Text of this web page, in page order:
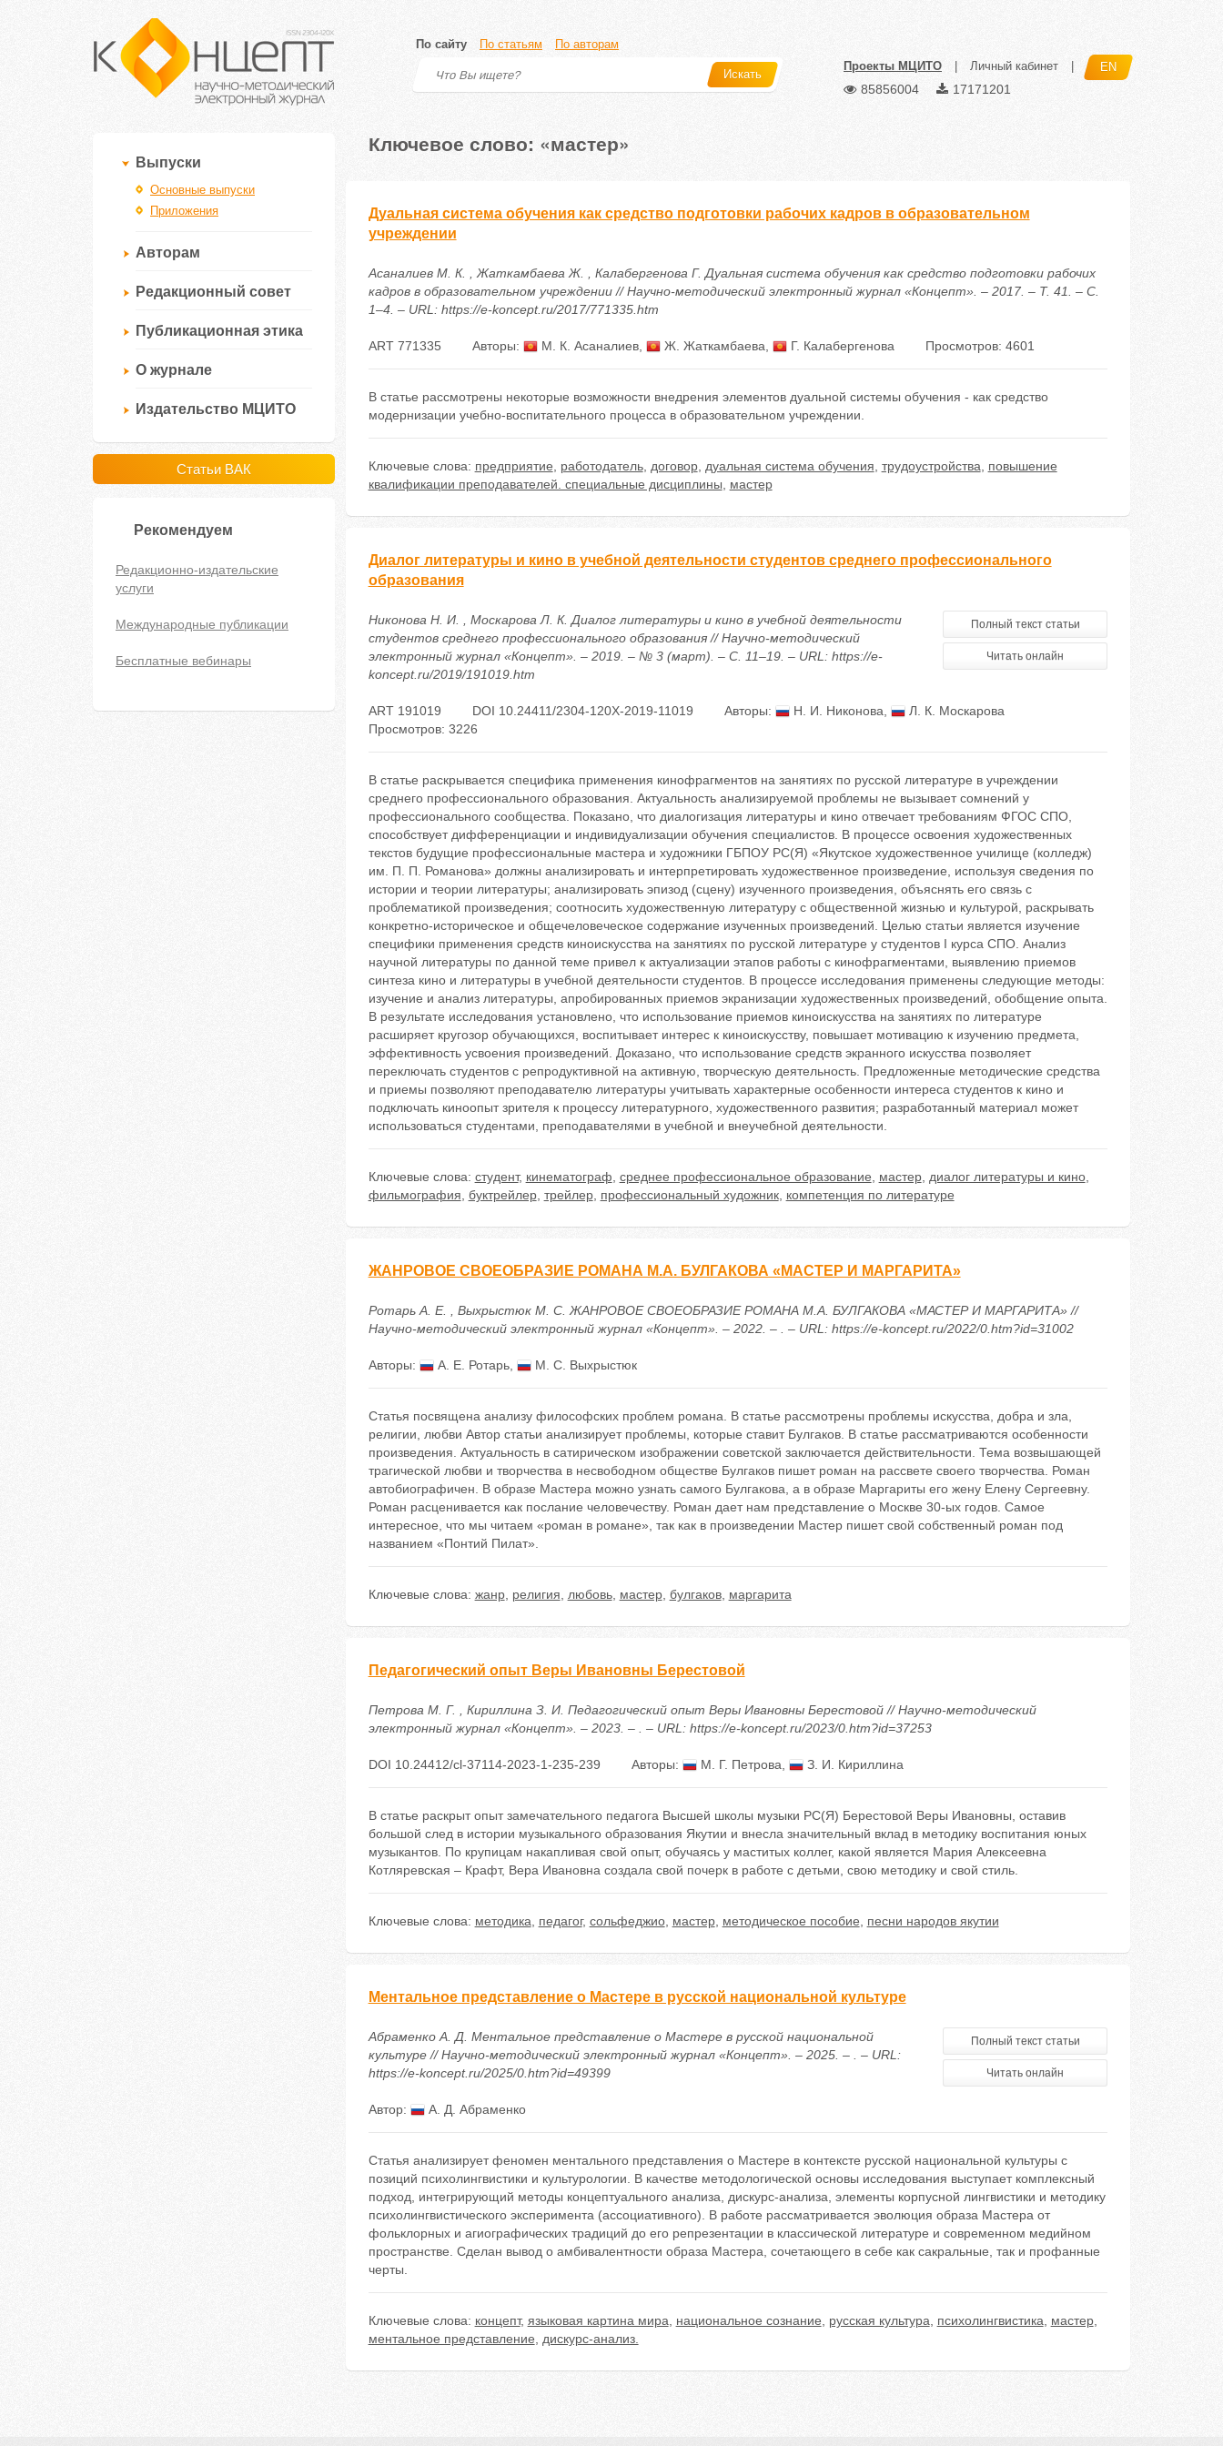
По сайту По статьям По авторам
Искать
Проекты МЦИТО Личный кабинет EN
85856004 17171201
Выпуски
Основные выпуски
Приложения
Авторам
Редакционный совет
Публикационная этика
О журнале
Издательство МЦИТО
Статьи ВАК
Рекомендуем
Редакционно-издательские
услуги
Международные публикации
Бесплатные вебинары
Ключевое слово: «мастер»
Дуальная система обучения как средство подготовки рабочих кадров в образовательном
учреждении
Асаналиев М. К. , Жаткамбаева Ж. , Калабергенова Г. Дуальная система обучения как средство подготовки рабочих
кадров в образовательном учреждении // Научно-методический электронный журнал «Концепт». – 2017. – Т. 41. – С.
1–4. – URL: https://e-koncept.ru/2017/771335.htm
ART 771335 Авторы: М. К. Асаналиев, Ж. Жаткамбаева Г. Калабергенова Просмотров: 4601
В статье рассмотрены некоторые возможности внедрения элементов дуальной системы обучения - как средство
модернизации учебно-воспитательного процесса в образовательном учреждении.
Ключевые слова: предприятие работодатель, договор, дуальная система обучения трудоустройства
повышение
квалификации преподавателей. специальные дисциплины
мастер
Диалог литературы и кино в учебной деятельности студентов среднего профессионального
образования
Никонова Н. И. , Москарова Л. К. Диалог литературы и кино в учебной деятельности
студентов среднего профессионального образования // Научно-методический
электронный журнал «Концепт». – 2019. – № 3 (март). – С. 11–19. – URL: https://e-
koncept.ru/2019/191019.htm
Полный текст статьи
Читать онлайн
ART 191019 DOI 10.24411/2304-120X-2019-11019 Авторы: Н. И. Никонова
Л. К. Москарова
Просмотров: 3226
В статье раскрывается специфика применения кинофрагментов на занятиях по русской литературе в учреждении
среднего профессионального образования. Актуальность анализируемой проблемы не вызывает сомнений у
профессионального сообщества. Показано, что диалогизация литературы и кино отвечает требованиям ФГОС СПО,
способствует дифференциации и индивидуализации обучения специалистов. В процессе освоения художественных
текстов будущие профессиональные мастера и художники ГБПОУ РС(Я) «Якутское художественное училище (колледж)
им. П. П. Романова» должны анализировать и интерпретировать художественное произведение, используя сведения по
истории и теории литературы; анализировать эпизод (сцену) изученного произведения, объяснять его связь с
проблематикой произведения; соотносить художественную литературу с общественной жизнью и культурой, раскрывать
конкретно-историческое и общечеловеческое содержание изученных произведений. Целью статьи является изучение
специфики применения средств киноискусства на занятиях по русской литературе у студентов I курса СПО. Анализ
научной литературы по данной теме привел к актуализации этапов работы с кинофрагментами, выявлению приемов
синтеза кино и литературы в учебной деятельности студентов. В процессе исследования применены следующие методы:
изучение и анализ литературы, апробированных приемов экранизации художественных произведений, обобщение опыта.
В результате исследования установлено, что использование приемов киноискусства на занятиях по литературе
расширяет кругозор обучающихся, воспитывает интерес к киноискусству, повышает мотивацию к изучению предмета,
эффективность усвоения произведений. Доказано, что использование средств экранного искусства позволяет
переключать студентов с репродуктивной на активную, творческую деятельность. Предложенные методические средства
и приемы позволяют преподавателю литературы учитывать характерные особенности интереса студентов к кино и
подключать киноопыт зрителя к процессу литературного, художественного развития; разработанный материал может
использоваться студентами, преподавателями в учебной и внеучебной деятельности.
Ключевые слова: студент, кинематограф среднее профессиональное образование мастер, диалог литературы и кино,
фильмография буктрейлер, трейлер, профессиональный художник, компетенция по литературе
ЖАНРОВОЕ СВОЕОБРАЗИЕ РОМАНА М.А. БУЛГАКОВА «МАСТЕР И МАРГАРИТА»
Ротарь А. Е. , Выхрыстюк М. С. ЖАНРОВОЕ СВОЕОБРАЗИЕ РОМАНА М.А. БУЛГАКОВА «МАСТЕР И МАРГАРИТА» //
Научно-методический электронный журнал «Концепт». – 2022. – . – URL: https://e-koncept.ru/2022/0.htm?id=31002
Авторы: А. Е. Ротарь, М. С. Выхрыстюк
Статья посвящена анализу философских проблем романа. В статье рассмотрены проблемы искусства, добра и зла,
религии, любви Автор статьи анализирует проблемы, которые ставит Булгаков. В статье рассматриваются особенности
произведения. Актуальность в сатирическом изображении советской заключается действительности. Тема возвышающей
трагической любви и творчества в несвободном обществе Булгаков пишет роман на рассвете своего творчества. Роман
автобиографичен. В образе Мастера можно узнать самого Булгакова, а в образе Маргариты его жену Елену Сергеевну.
Роман расценивается как послание человечеству. Роман дает нам представление о Москве 30-ых годов. Самое
интересное, что мы читаем «роман в романе», так как в произведении Мастер пишет свой собственный роман под
названием «Понтий Пилат».
Ключевые слова: жанр, религия любовь, мастер, булгаков, маргарита
Педагогический опыт Веры Ивановны Берестовой
Петрова М. Г. , Кириллина З. И. Педагогический опыт Веры Ивановны Берестовой // Научно-методический
электронный журнал «Концепт». – 2023. – . – URL: https://e-koncept.ru/2023/0.htm?id=37253
DOI 10.24412/cl-37114-2023-1-235-239 Авторы: М. Г. Петрова З. И. Кириллина
В статье раскрыт опыт замечательного педагога Высшей школы музыки РС(Я) Берестовой Веры Ивановны, оставив
большой след в истории музыкального образования Якутии и внесла значительный вклад в методику воспитания юных
музыкантов. По крупицам накапливая свой опыт, обучаясь у маститых коллег, какой является Мария Алексеевна
Котляревская – Крафт, Вера Ивановна создала свой почерк в работе с детьми, свою методику и свой стиль.
Ключевые слова: методика педагог, сольфеджио, мастер, методическое пособие песни народов якутии
Ментальное представление о Мастере в русской национальной культуре
Абраменко А. Д. Ментальное представление о Мастере в русской национальной
культуре // Научно-методический электронный журнал «Концепт». – 2025. – . – URL:
https://e-koncept.ru/2025/0.htm?id=49399
Полный текст статьи
Читать онлайн
Автор: А. Д. Абраменко
Статья анализирует феномен ментального представления о Мастере в контексте русской национальной культуры с
позиций психолингвистики и культурологии. В качестве методологической основы исследования выступает комплексный
подход, интегрирующий методы концептуального анализа, дискурс-анализа, элементы корпусной лингвистики и методику
психолингвистического эксперимента (ассоциативного). В работе рассматривается эволюция образа Мастера от
фольклорных и агиографических традиций до его репрезентации в классической литературе и современном медийном
пространстве. Сделан вывод о амбивалентности образа Мастера, сочетающего в себе как сакральные, так и профанные
черты.
Ключевые слова: концепт, языковая картина мира национальное сознание русская культура психолингвистика мастер,
ментальное представление
дискурс-анализ.